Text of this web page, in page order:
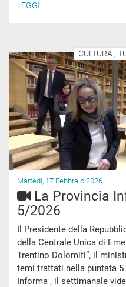
LEGGI
CULTURA ,
Martedì, 17 Febbraio 2026
La Provincia
5/2026
Il Presidente della
della Centrale Unica di
Trentino Dolomiti”, il
temi trattati nella puntata 5
Informa", il settimanale